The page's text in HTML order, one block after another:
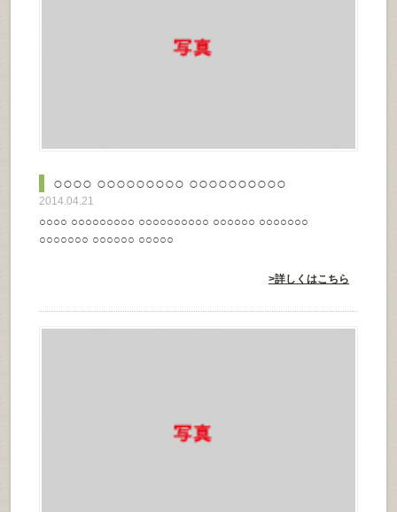
○○○○ ○○○○○○○○○ ○○○○○○○○○○
2014.04.21
○○○○ ○○○○○○○○○ ○○○○○○○○○○ ○○○○○○ ○○○○○○○
○○○○○○○ ○○○○○○ ○○○○○
>詳しくはこちら